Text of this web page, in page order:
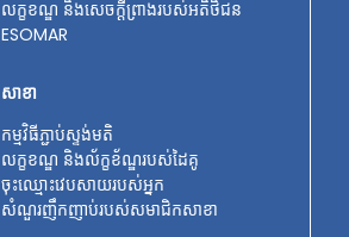
លក្ខខណ្ឌ និងសេចក្តីព្រាងរបស់អតិថិជន
ESOMAR
សាខា
កម្មវិធីភ្ជាប់ស្ទង់មតិ
លក្ខខណ្ឌ និងល័ក្ខខ័ណ្ឌរបស់ដៃគូ
ចុះឈ្មោះវេបសាយរបស់អ្នក
សំណួរញឹកញាប់របស់សមាជិកសាខា